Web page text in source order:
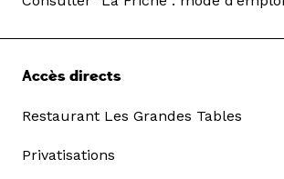
Accès directs
Restaurant Les Grandes Tables
Privatisations